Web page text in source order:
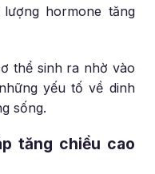
hormone tăng
thể sinh ra nhờ vào
yếu tố về dinh
sống.
tăng chiều cao